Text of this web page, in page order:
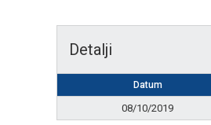
Detalji
Datum
08/10/2019